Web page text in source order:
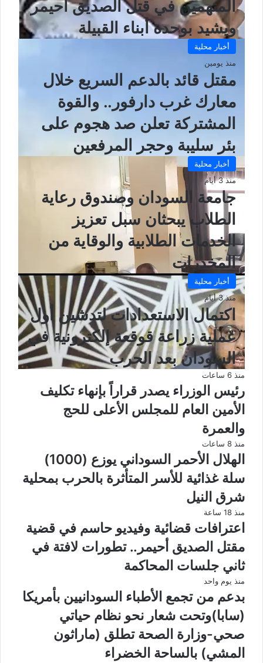
المتهمين في قتل الصديق أحيمر
ويشيد بوحدة أبناء القبيلة
أخبار محلية
منذ يومين
مقتل قائد بالدعم السريع خلال
معارك غرب دارفور.. والقوة
المشتركة تعلن صد هجوم على
بئر سليبة وحجر المرفعين
أخبار محلية
منذ 3 أيام
جامعة السودان وصندوق رعاية
الطلاب يبحثان سبل تعزيز
الخدمات الطلابية والوقاية من
المخدرات
أخبار محلية
منذ 3 أيام
اكتمال الاستعدادات لتدشين أول
عملية زراعة قوقعة إلكترونية في
السودان بعد الحرب
منذ 6 ساعات
رئيس الوزراء يصدر قراراً بإنهاء تكليف
الأمين العام للمجلس الأعلى للحج
والعمرة
منذ 8 ساعات
الهلال الأحمر السوداني يوزع (1000)
سلة غذائية للأسر المتأثرة بالحرب بمحلية
شرق النيل
منذ 18 ساعة
اعترافات قضائية وفيديو حاسم في قضية
مقتل الصديق أحيمر.. تطورات لافتة في
ثاني جلسات المحاكمة
منذ يوم واحد
بدعم من تجمع الأطباء السودانيين بأمريكا
(سابا)وتحت شعار نحو نظام حياتي
صحي-وزارة الصحة تطلق (ماراثون
المشي) بالساحة الخضراء